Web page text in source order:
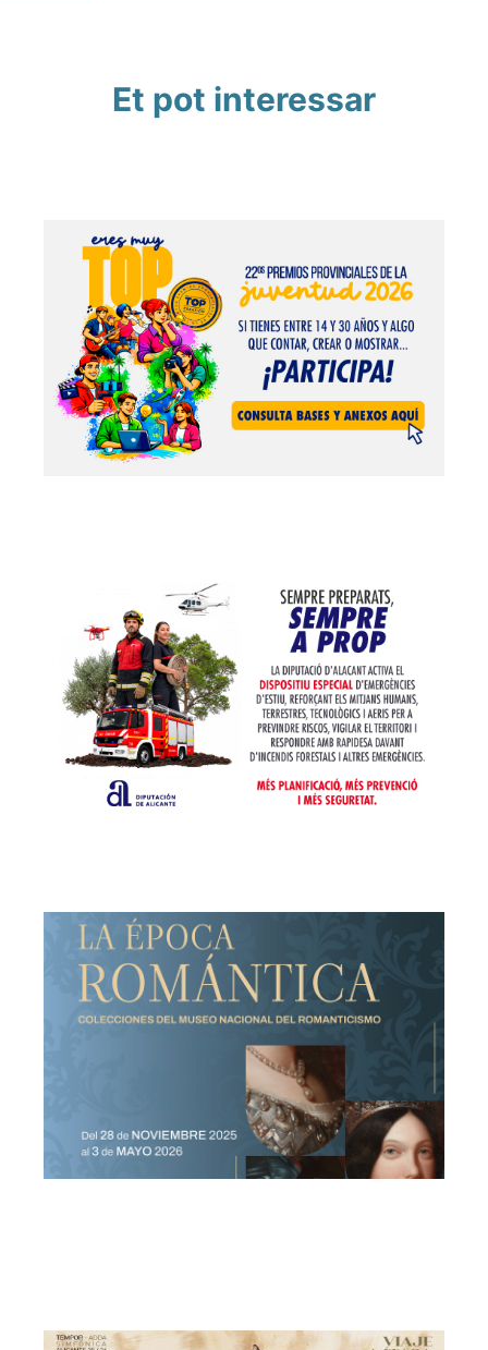
Et pot interessar